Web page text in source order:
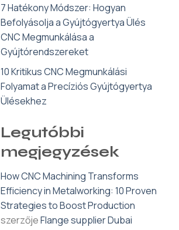
7 Hatékony Módszer: Hogyan
Befolyásolja a Gyújtógyertya Ülés
CNC Megmunkálása a
Gyújtórendszereket
10 Kritikus CNC Megmunkálási
Folyamat a Precíziós Gyújtógyertya
Ülésekhez
Legutóbbi
megjegyzések
How CNC Machining Transforms
Efficiency in Metalworking: 10 Proven
Strategies to Boost Production
szerzőjeFlange supplier Dubai